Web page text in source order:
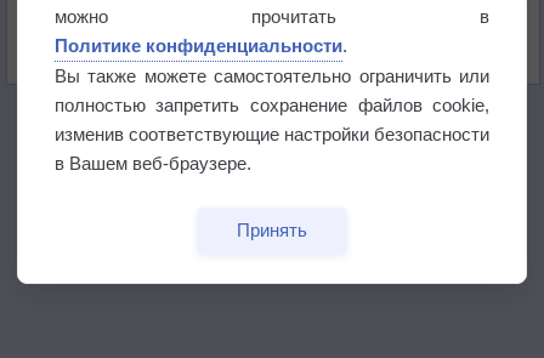
Погода в Краснодаре 6 августа
можно прочитать в
Политике конфиденциальности.
Вы также можете самостоятельно ограничить или
полностью запретить сохранение файлов cookie,
изменив соответствующие настройки безопасности
в Вашем веб-браузере.
Принять